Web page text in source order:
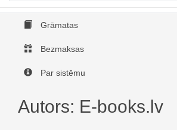
Grāmatas
Bezmaksas
Par sistēmu
Autors: E-books.lv